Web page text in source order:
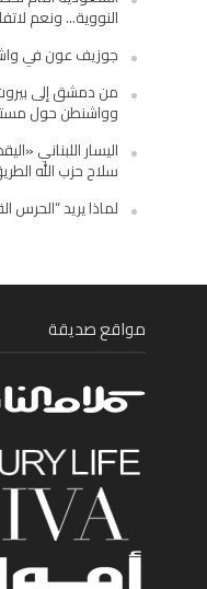
النووية… ونعم
جوزيف عون في
من دمشق إلى
وواشنطن حول
اليسار اللبناني
سلاح حزب الله
لماذا يريد “الحرس
مواقع صديقة